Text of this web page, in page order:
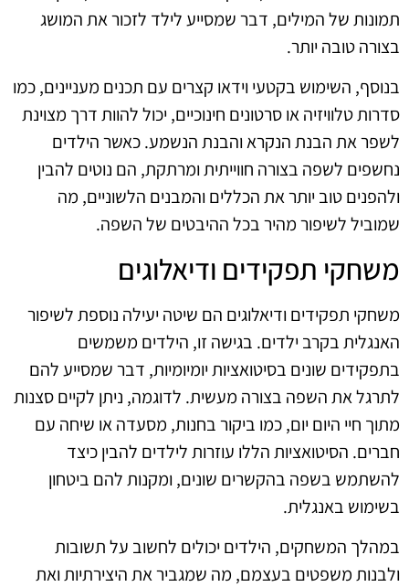
תמונות של המילים, דבר שמסייע לילד לזכור את המושג
בצורה טובה יותר.
בנוסף, השימוש בקטעי וידאו קצרים עם תכנים מעניינים, כמו
סדרות טלוויזיה או סרטונים חינוכיים, יכול להוות דרך מצוינת
לשפר את הבנת הנקרא והבנת הנשמע. כאשר הילדים
נחשפים לשפה בצורה חווייתית ומרתקת, הם נוטים להבין
ולהפנים טוב יותר את הכללים והמבנים הלשוניים, מה
שמוביל לשיפור מהיר בכל ההיבטים של השפה.
משחקי תפקידים ודיאלוגים
משחקי תפקידים ודיאלוגים הם שיטה יעילה נוספת לשיפור
האנגלית בקרב ילדים. בגישה זו, הילדים משמשים
בתפקידים שונים בסיטואציות יומיומיות, דבר שמסייע להם
לתרגל את השפה בצורה מעשית. לדוגמה, ניתן לקיים סצנות
מתוך חיי היום יום, כמו ביקור בחנות, מסעדה או שיחה עם
חברים. הסיטואציות הללו עוזרות לילדים להבין כיצד
להשתמש בשפה בהקשרים שונים, ומקנות להם ביטחון
בשימוש באנגלית.
במהלך המשחקים, הילדים יכולים לחשוב על תשובות
ולבנות משפטים בעצמם, מה שמגביר את היצירתיות ואת